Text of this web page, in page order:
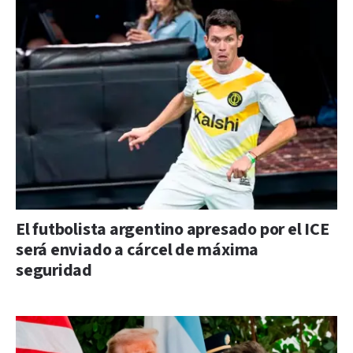
El futbolista argentino apresado por el ICE
será enviado a cárcel de máxima
seguridad